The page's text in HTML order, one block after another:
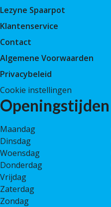
Lezyne Spaarpot
Klantenservice
Contact
Algemene Voorwaarden
Privacybeleid
Cookie instellingen
Openingstijden
Maandag
Dinsdag
Woensdag
Donderdag
Vrijdag
Zaterdag
Zondag